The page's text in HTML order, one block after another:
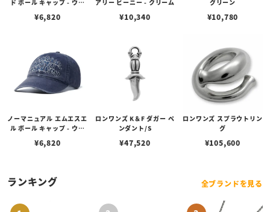
ド ボール キャップ - ウォ
¥6,820
アリー ビーニー - クリーム
¥10,340
グリーン
¥10,780
ノーマニュアル エムエスエ
ル ボール キャップ - ウォ
¥6,820
ロンワンズ K＆F ダガー ペ
ンダント/S
¥47,520
ロンワンズ スプラウトリン
グ
¥105,600
ランキング 全ブランドを見る